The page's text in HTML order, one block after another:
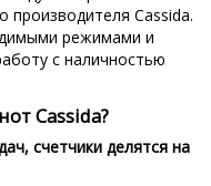
производителя Cassida.
режимами и
с наличностью
Cassida?
счетчики делятся на